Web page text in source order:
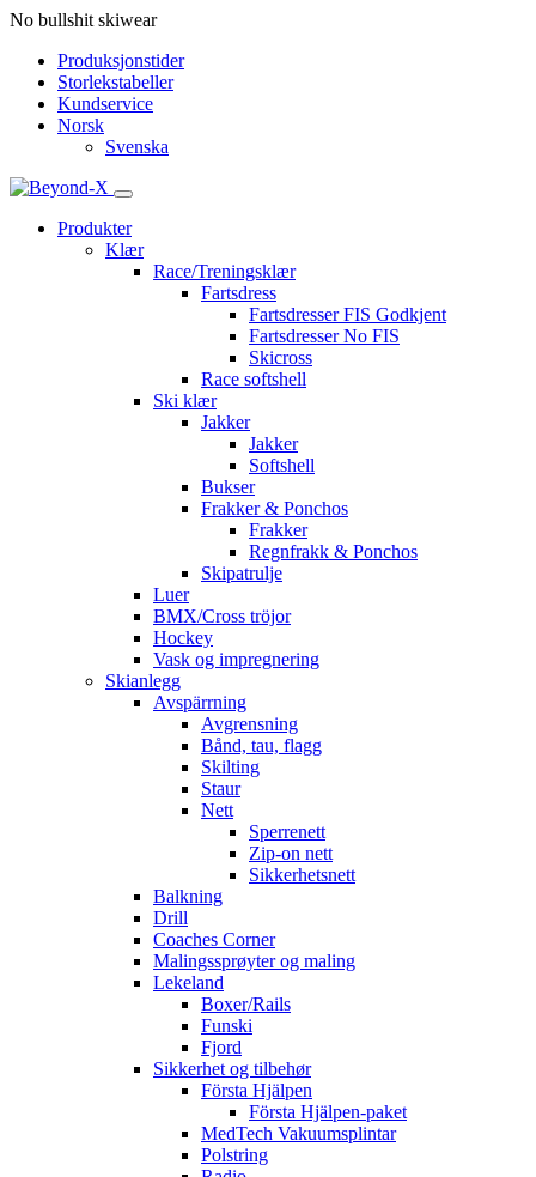
No bullshit skiwear
Produksjonstider
Storlekstabeller
Kundservice
Norsk
Svenska
Produkter
Klær
Race/Treningsklær
Fartsdress
Fartsdresser FIS Godkjent
Fartsdresser No FIS
Skicross
Race softshell
Ski klær
Jakker
Jakker
Softshell
Bukser
Frakker & Ponchos
Frakker
Regnfrakk & Ponchos
Skipatrulje
Luer
BMX/Cross tröjor
Hockey
Vask og impregnering
Skianlegg
Avspärrning
Avgrensning
Bånd, tau, flagg
Skilting
Staur
Nett
Sperrenett
Zip-on nett
Sikkerhetsnett
Balkning
Drill
Coaches Corner
Malingssprøyter og maling
Lekeland
Boxer/Rails
Funski
Fjord
Sikkerhet og tilbehør
Första Hjälpen
Första Hjälpen-paket
MedTech Vakuumsplintar
Polstring